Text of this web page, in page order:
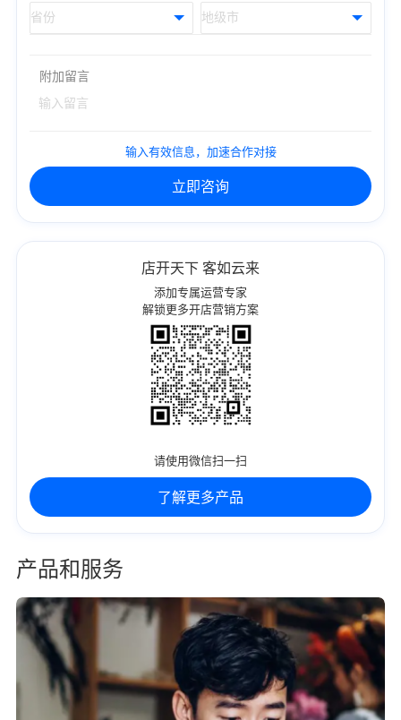
附加留言
输入有效信息，加速合作对接
立即咨询
店开天下 客如云来
添加专属运营专家
解锁更多开店营销方案
请使用微信扫一扫
了解更多产品
产品和服务